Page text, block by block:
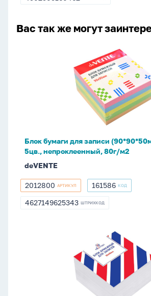
4902505160462
Вас так же могут
(90*90*50мм)
80г/
м2
Блок бумаги для записи
5цв., непроклеенный, 80г/м2
deVENTE
2012800
2012800 АРТИКУЛ 161586
161586 КОД
4627149625343
4627149625343 ШТРИХКОД
(90*90*50мм)